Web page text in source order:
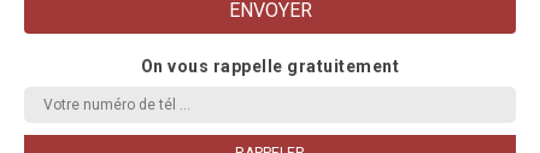
On vous rappelle gratuitement